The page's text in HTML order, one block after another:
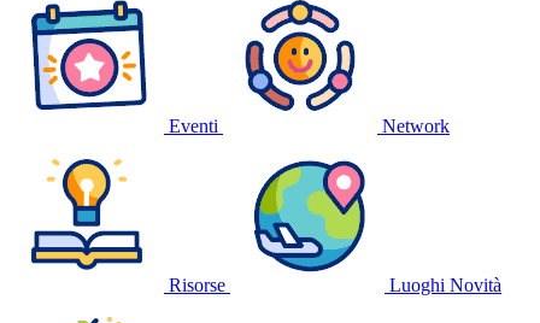
Eventi Network
Risorse Luoghi Novità